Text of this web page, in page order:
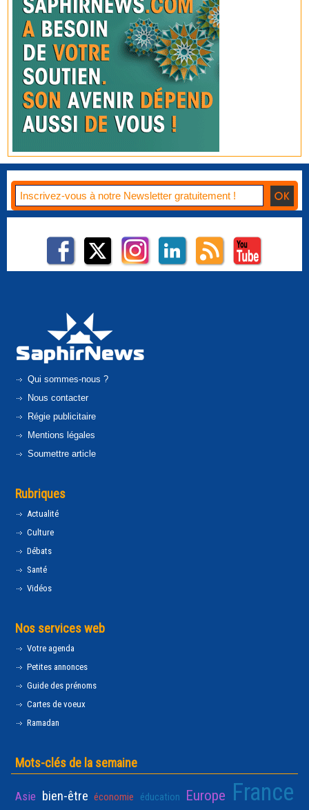
Qui sommes-nous ?
Nous contacter
Régie publicitaire
Mentions légales
Soumettre article
Rubriques
Actualité
Culture
Débats
Santé
Vidéos
Nos services web
Votre agenda
Petites annonces
Guide des prénoms
Cartes de voeux
Ramadan
Mots-clés de la semaine
Asie bien-être économie éducation Europe France